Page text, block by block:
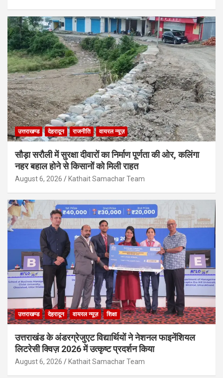
उत्तराखण्ड देहरादून राजनीति वायरल न्यूज़
सौड़ा सरौली में सुरक्षा दीवारों का निर्माण पूर्णता की ओर, कलिंगा
नहर बहाल होने से किसानों को मिली राहत
August 6, 2026 Kathait Samachar Team
उत्तराखण्ड देहरादून वायरल न्यूज़ शिक्षा
उत्तराखंड के अंडरग्रेजुएट विद्यार्थियों ने नेशनल फाइनेंशियल
लिटरेसी क्विज़ 2026 में उत्कृष्ट प्रदर्शन किया
August 6, 2026 Kathait Samachar Team